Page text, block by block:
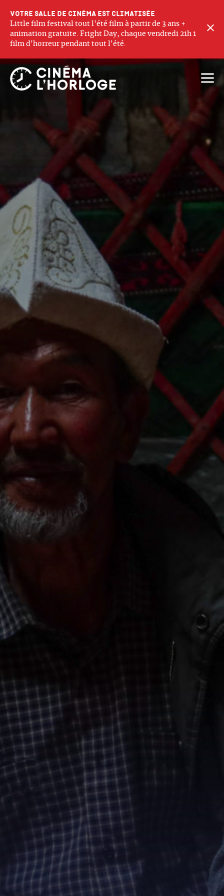
Votre salle de cinéma est climatisée
Little film festival tout l'été film à partir de 3 ans +
animation gratuite. Fright Day, chaque vendredi 21h 1
film d'horreur pendant tout l'été.